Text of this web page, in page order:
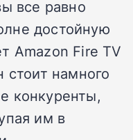
все равно
достойную
Amazon Fire TV
стоит намного
конкуренты,
им в